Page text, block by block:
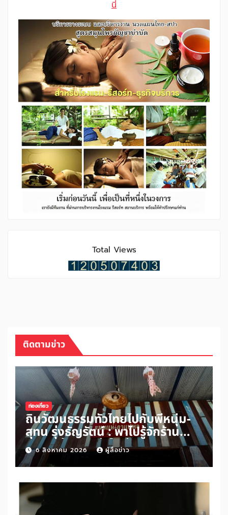
Total Views
ติดตามข่าว
ท่องเที่ยว
ถิ่นวัฒนธรรมทั่วไทยไปกับพี่หนุ่ม-
สุทน รุ่งธัญรัตน์ : พาไปรู้จักร้าน
ขนมแม่กาแฟพ่อในย่านสวนเกษตร
อำเภออัมพวา จังหวัดสมุทรสงคราม
6 สิงหาคม 2026 ผู้สื่อข่าว